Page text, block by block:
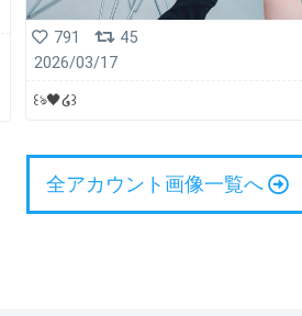
791
45
2026/03/17
꒰ঌ🖤໒꒱
全アカウント画像一覧へ